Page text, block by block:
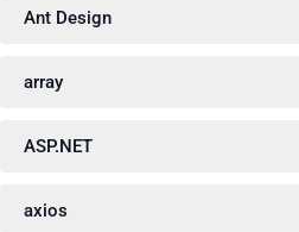
Ant Design
array
ASP.NET
axios